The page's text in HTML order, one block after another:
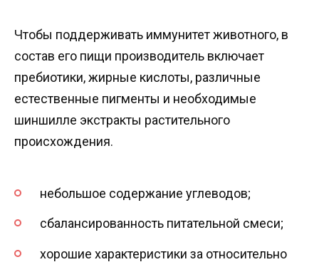
Чтобы поддерживать иммунитет животного, в
состав его пищи производитель включает
пребиотики, жирные кислоты, различные
естественные пигменты и необходимые
шиншилле экстракты растительного
происхождения.
небольшое содержание углеводов;
сбалансированность питательной смеси;
хорошие характеристики за относительно